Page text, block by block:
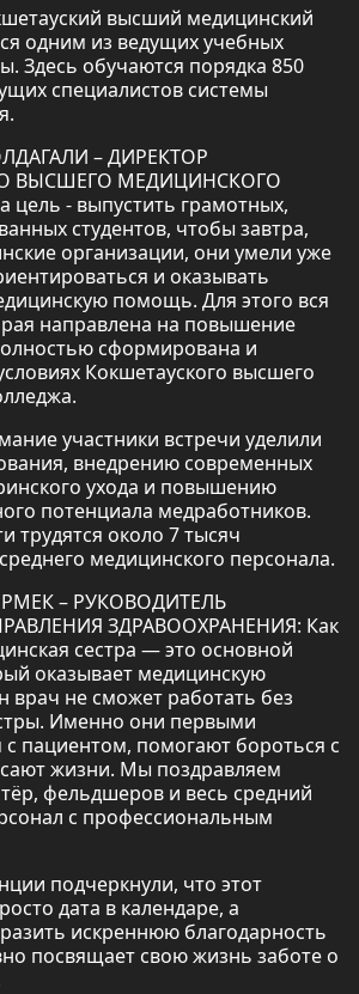
высший медицинский
одним из ведущих учебных
Здесь обучаются порядка 850
специалистов системы
– ДИРЕКТОР
ВЫСШЕГО МЕДИЦИНСКОГО
- выпустить грамотных,
студентов, чтобы завтра,
организации, они умели уже
и оказывать
помощь. Для этого вся
направлена на повышение
сформирована и
Кокшетауского высшего
участники встречи уделили
внедрению современных
ухода и повышению
потенциала медработников.
трудятся около 7 тысяч
медицинского персонала.
– РУКОВОДИТЕЛЬ
ЗДРАВООХРАНЕНИЯ: Как
сестра — это основной
оказывает медицинскую
не сможет работать без
Именно они первыми
с пациентом, помогают бороться с
жизни. Мы поздравляем
фельдшеров и весь средний
с профессиональным
подчеркнули, что этот
дата в календаре, а
искреннюю благодарность
посвящает свою жизнь заботе о